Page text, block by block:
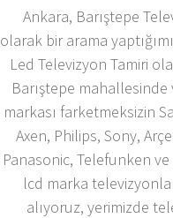
Ankara, Barıştepe
olarak bir arama
Led Televizyon Tamiri
Barıştepe mahallesinde
markası farketmeksizin
Axen, Philips, Sony,
Panasonic, Telefunken
lcd marka
alıyoruz, yerimizde